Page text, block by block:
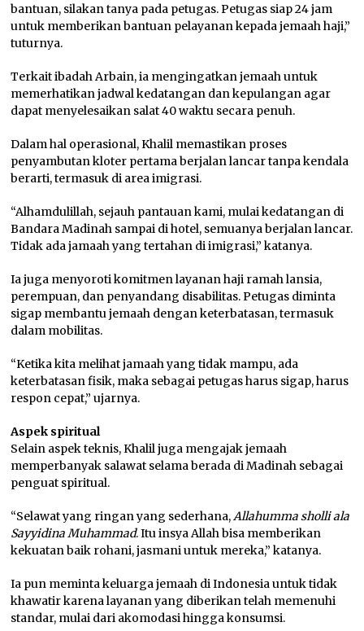
bantuan, silakan tanya pada petugas. Petugas siap 24 jam
untuk memberikan bantuan pelayanan kepada jemaah haji,”
tuturnya.
Terkait ibadah Arbain, ia mengingatkan jemaah untuk
memerhatikan jadwal kedatangan dan kepulangan agar
dapat menyelesaikan salat 40 waktu secara penuh.
Dalam hal operasional, Khalil memastikan proses
penyambutan kloter pertama berjalan lancar tanpa kendala
berarti, termasuk di area imigrasi.
“Alhamdulillah, sejauh pantauan kami, mulai kedatangan di
Bandara Madinah sampai di hotel, semuanya berjalan lancar.
Tidak ada jamaah yang tertahan di imigrasi,” katanya.
Ia juga menyoroti komitmen layanan haji ramah lansia,
perempuan, dan penyandang disabilitas. Petugas diminta
sigap membantu jemaah dengan keterbatasan, termasuk
dalam mobilitas.
“Ketika kita melihat jamaah yang tidak mampu, ada
keterbatasan fisik, maka sebagai petugas harus sigap, harus
respon cepat,” ujarnya.
Aspek spiritual
Selain aspek teknis, Khalil juga mengajak jemaah
memperbanyak salawat selama berada di Madinah sebagai
penguat spiritual.
“Selawat yang ringan yang sederhana,Allahumma sholli ala
Sayyidina Muhammad. Itu insya Allah bisa memberikan
kekuatan baik rohani, jasmani untuk mereka,” katanya.
Ia pun meminta keluarga jemaah di Indonesia untuk tidak
khawatir karena layanan yang diberikan telah memenuhi
standar, mulai dari akomodasi hingga konsumsi.